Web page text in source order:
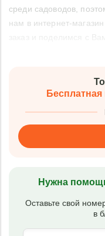
среди садоводов,
нам в интернет-
заказ и поделимся с
Бесплатная
Нужна
Оставьте свой
в